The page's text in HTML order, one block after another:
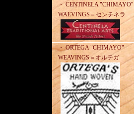
・ CENTINELA "CHIMAYO"
WAEVINGS＝センチネラ
・ ORTEGA "CHIMAYO"
WEAVINGS＝オルテガ